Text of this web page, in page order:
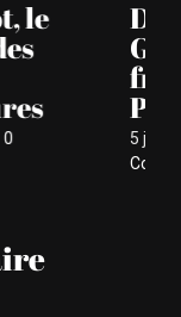
| 0